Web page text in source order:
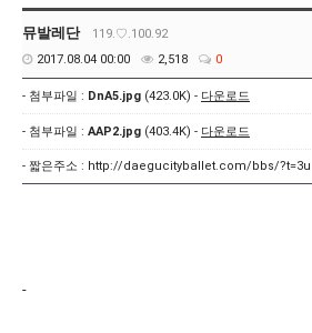
[21.11.13] 호두까기인형 아양아트센
[21.10.22-23] 대구국제오페라축제<
뮤발레단
119.♡.100.92
2017.08.04 00:00
2,518 0
- 첨부파일 : DnA5.jpg (423.0K) - 다운로드
- 첨부파일 : AAP2.jpg (403.4K) - 다운로드
- 짧은주소 : http://daegucityballet.com/bbs/?t=3u
-